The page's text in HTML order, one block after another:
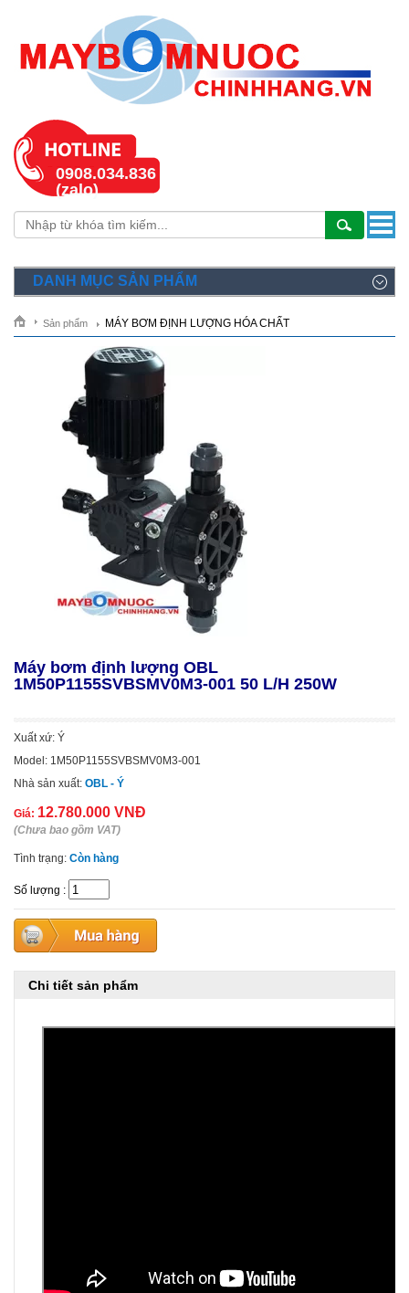
0908.034.836
(zalo)
DANH MỤC SẢN PHẨM
Sản phẩm MÁY BƠM ĐỊNH LƯỢNG HÓA CHẤT
Máy bơm định lượng OBL
1M50P1155SVBSMV0M3-001 50 L/H 250W
Xuất xứ: Ý
Model: 1M50P1155SVBSMV0M3-001
Nhà sản xuất: OBL - Ý
Giá: 12.780.000 VNĐ
(Chưa bao gồm VAT)
Tình trạng: Còn hàng
Số lượng :
Chi tiết sản phẩm